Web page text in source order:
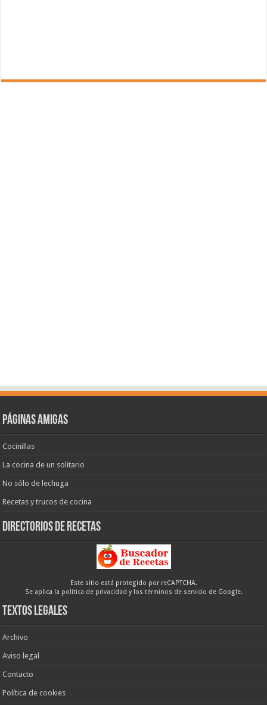
Páginas amigas
Cocinillas
La cocina de un solitario
No sólo de lechuga
Recetas y trucos de cocina
Directorios de recetas
Este sitio está protegido por reCAPTCHA.
Se aplica la política de privacidad y los términos de servicio de Google.
Textos legales
Archivo
Aviso legal
Contacto
Política de cookies